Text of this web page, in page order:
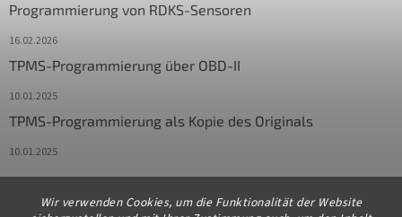
Wir verwenden Cookies, um die Funktionalität der Website
Programmierung von RDKS-Sensoren
16.02.2026
TPMS-Programmierung über OBD-II
10.01.2025
TPMS-Programmierung als Kopie des Originals
10.01.2025
Kontakt